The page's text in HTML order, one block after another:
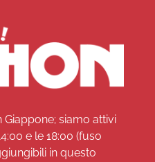
Giappone; siamo attivi
e le 18:00 (fuso
in questo